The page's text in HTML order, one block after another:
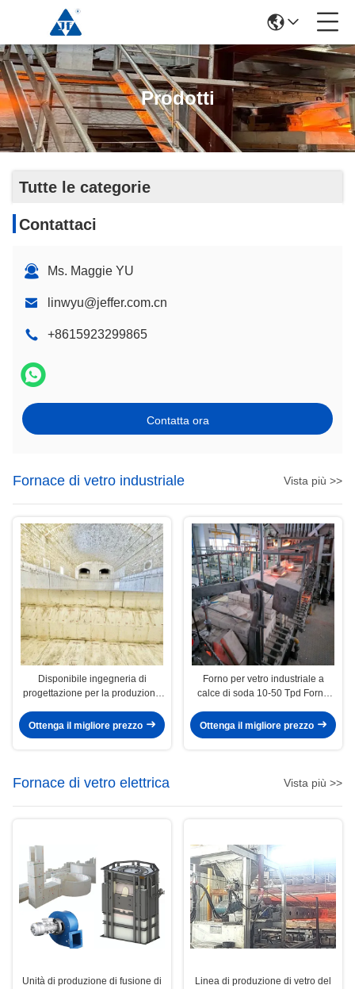
Prodotti
Tutte le categorie
Contattaci
Ms. Maggie YU
linwyu@jeffer.com.cn
+8615923299865
Contatta ora
Fornace di vetro industriale Vista più >>
Disponibile ingegneria di
progettazione per la produzione
industriali
Ottenga il migliore prezzo
Forno per vetro industriale a
calce di soda 10-50 Tpd Forno
Ottenga il migliore prezzo
Fornace di vetro elettrica Vista più >>
Unità di produzione di fusione di
Linea di produzione di vetro del